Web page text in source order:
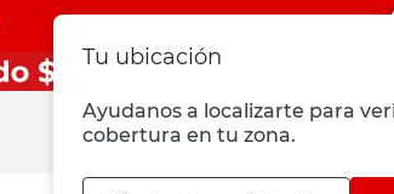
Tu ubicación
Ayudanos a localizarte para
cobertura en tu zona.